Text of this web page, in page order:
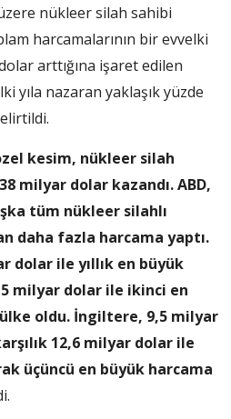
nükleer silah sahibi
harcamalarının bir evvelki
arttığına işaret edilen
yıla nazaran yaklaşık yüzde
kesim, nükleer silah
milyar dolar kazandı. ABD,
tüm nükleer silahlı
daha fazla harcama yaptı.
dolar ile yıllık en büyük
milyar dolar ile ikinci en
oldu. İngiltere, 9,5 milyar
12,6 milyar dolar ile
üçüncü en büyük harcama